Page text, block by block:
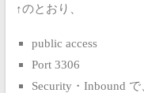
↑のとおり、
public access
Port 3306
Security・Inbound